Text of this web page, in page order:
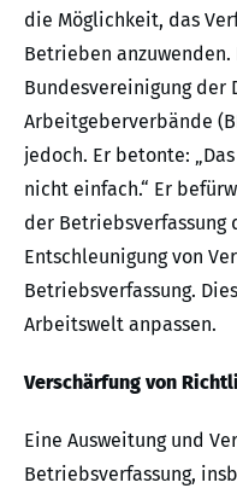
die Möglichkeit, das
Betrieben
Bundesvereinigung der
Arbeitgeberverbände
jedoch. Er betonte:
nicht einfach.“ Er
der Betriebsverfassung
Entschleunigung von
Betriebsverfassung.
Arbeitswelt anpassen.
Verschärfung von
Eine Ausweitung und
Betriebsverfassung,